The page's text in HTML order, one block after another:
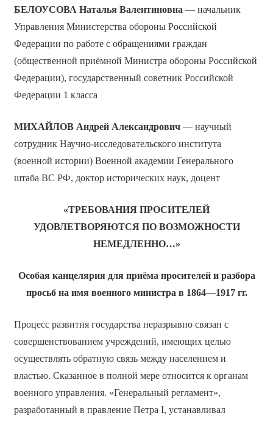
БЕЛОУСОВА Наталья Валентиновна — начальник
Управления Министерства обороны Российской
Федерации по работе с обращениями граждан
(общественной приёмной Министра обороны Российской
Федерации), государственный советник Российской
Федерации 1 класса
МИХАЙЛОВ Андрей Александрович— научный
сотрудник Научно-исследовательского института
(военной истории) Военной академии Генерального
штаба ВС РФ, доктор исторических наук, доцент
«ТРЕБОВАНИЯ ПРОСИТЕЛЕЙ
УДОВЛЕТВОРЯЮТСЯ ПО ВОЗМОЖНОСТИ
НЕМЕДЛЕННО…»
Особая канцелярия для приёма просителей и разбора
просьб на имя военного министра в 1864—1917 гг.
Процесс развития государства неразрывно связан с
совершенствованием учреждений, имеющих целью
осуществлять обратную связь между населением и
властью. Сказанное в полной мере относится к органам
военного управления. «Генеральный регламент»,
разработанный в правление Петра I, устанавливал